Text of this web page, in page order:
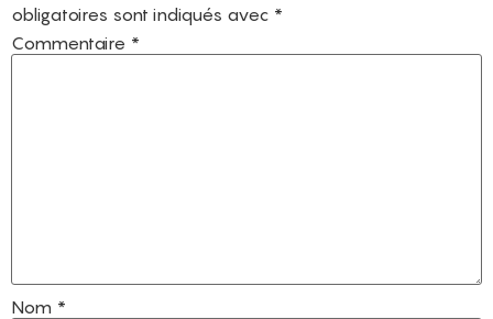
obligatoires sont indiqués avec *
Commentaire *
Nom *